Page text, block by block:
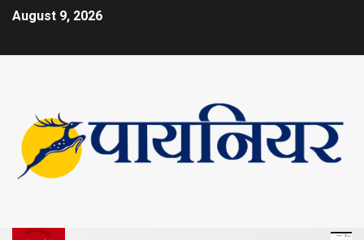
August 9, 2026